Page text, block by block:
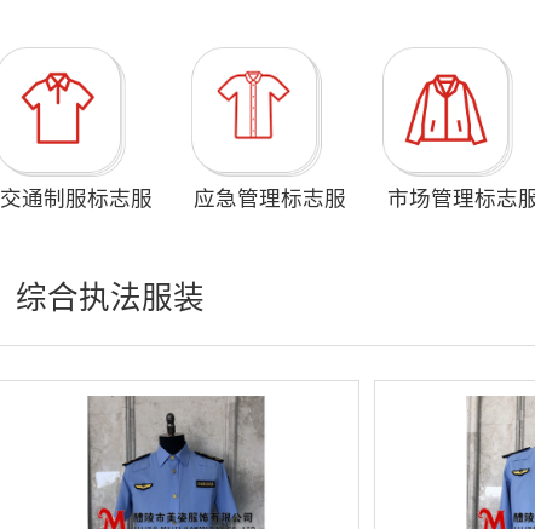
交通制服标志服 应急管理标志服 市场管理标志
综合执法服装